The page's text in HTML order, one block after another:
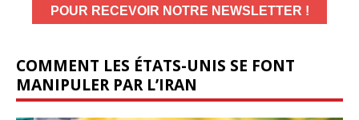
COMMENT LES ÉTATS-UNIS SE FONT
MANIPULER PAR L’IRAN